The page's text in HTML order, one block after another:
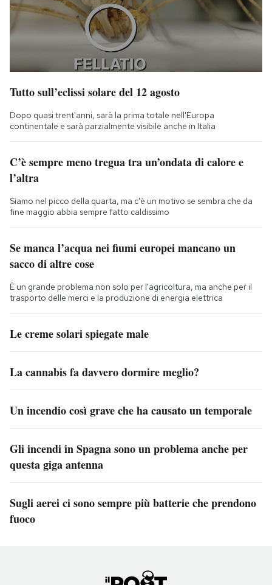
Tutto sull’eclissi solare del 12 agosto
Dopo quasi trent'anni, sarà la prima totale nell'Europa
continentale e sarà parzialmente visibile anche in Italia
C’è sempre meno tregua tra un’ondata di calore e
l’altra
Siamo nel picco della quarta, ma c'è un motivo se sembra che da
fine maggio abbia sempre fatto caldissimo
Se manca l’acqua nei fiumi europei mancano un
sacco di altre cose
È un grande problema non solo per l'agricoltura, ma anche per il
trasporto delle merci e la produzione di energia elettrica
Le creme solari spiegate male
La cannabis fa davvero dormire meglio?
Un incendio così grave che ha causato un temporale
Gli incendi in Spagna sono un problema anche per
questa giga antenna
Sugli aerei ci sono sempre più batterie che prendono
fuoco